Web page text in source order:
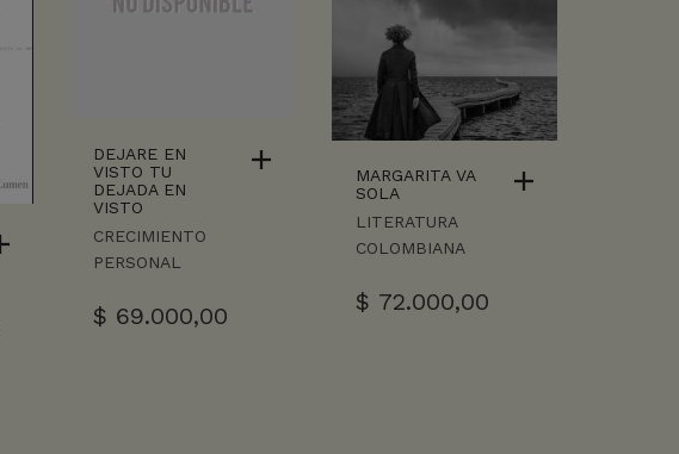
DEJARE EN
VISTO TU
DEJADA EN
VISTO
CRECIMIENTO
PERSONAL
$ 69.000,00
MARGARITA VA
SOLA
LITERATURA
COLOMBIANA
$ 72.000,00